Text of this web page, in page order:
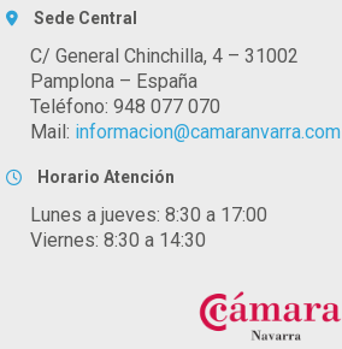
Sede Central
C/ General Chinchilla, 4 – 31002
Pamplona – España
Teléfono: 948 077 070
Mail: informacion@camaranvarra.com
Horario Atención
Lunes a jueves: 8:30 a 17:00
Viernes: 8:30 a 14:30